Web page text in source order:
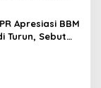
Apresiasi BBM
Turun, Sebut